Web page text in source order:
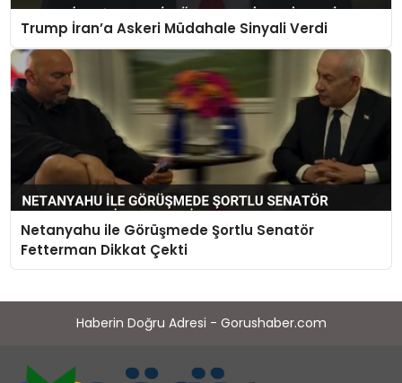
Trump İran’a Askeri Müdahale Sinyali Verdi
Netanyahu ile Görüşmede Şortlu Senatör
Fetterman Dikkat Çekti
Haberin Doğru Adresi - Gorushaber.com